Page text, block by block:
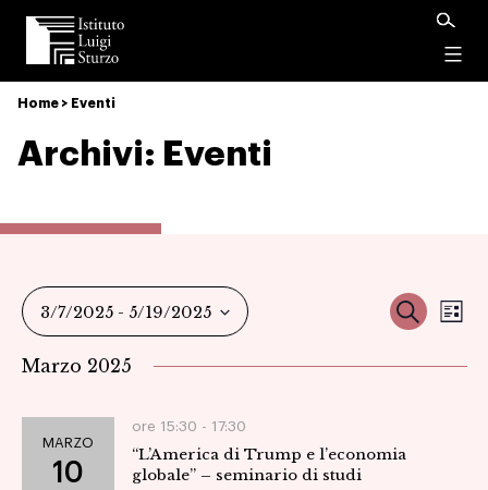
Istituto
Luigi
Sturzo
Home > Eventi
Archivi: Eventi
Cerca
3/7/2025 - 5/19/2025
la
Marzo 2025
MARZO
10
ore 15:30 - 17:30
“L’America di Trump e l’economia
globale” – seminario di studi